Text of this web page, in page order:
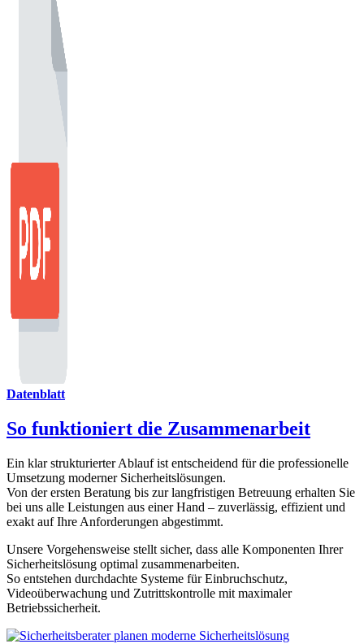
Datenblatt
So funktioniert die Zusammenarbeit
Ein klar strukturierter Ablauf ist entscheidend für die professionelle
Umsetzung moderner Sicherheitslösungen.
Von der ersten Beratung bis zur langfristigen Betreuung erhalten Sie
bei uns alle Leistungen aus einer Hand – zuverlässig, effizient und
exakt auf Ihre Anforderungen abgestimmt.
Unsere Vorgehensweise stellt sicher, dass alle Komponenten Ihrer
Sicherheitslösung optimal zusammenarbeiten.
So entstehen durchdachte Systeme für Einbruchschutz,
Videoüberwachung und Zutrittskontrolle mit maximaler
Betriebssicherheit.